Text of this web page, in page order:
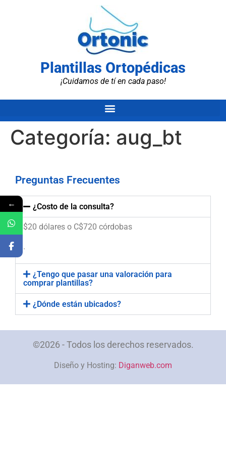
Plantillas Ortopédicas
¡Cuidamos de tí en cada paso!
Categoría: aug_bt
Preguntas Frecuentes
¿Costo de la consulta?
$20 dólares o C$720 córdobas
.
¿Tengo que pasar una valoración para
comprar plantillas?
¿Dónde están ubicados?
©2026 - Todos los derechos reservados.
Diseño y Hosting: Diganweb.com
←